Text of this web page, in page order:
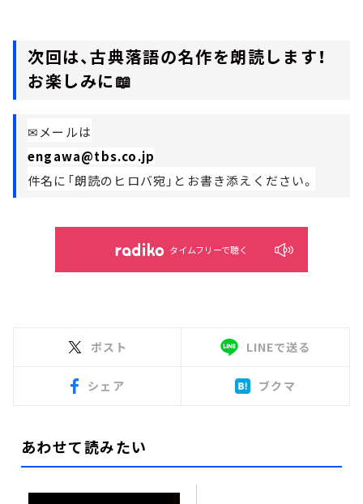
次回は、古典落語の名作を朗読します！
お楽しみに📖
✉メールは
engawa@tbs.co.jp
件名に「朗読のヒロバ宛」とお書き添えください。
タイムフリーで聴く
ポスト LINEで送る
シェア ブクマ
あわせて読みたい